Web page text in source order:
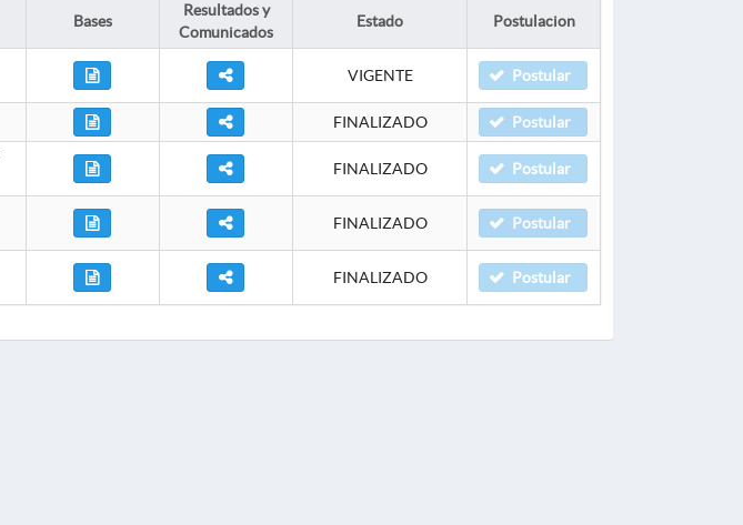
Bases
Resultados y
Comunicados
Estado Postulacion
VIGENTE Postular
FINALIZADO Postular
FINALIZADO Postular
FINALIZADO Postular
FINALIZADO Postular